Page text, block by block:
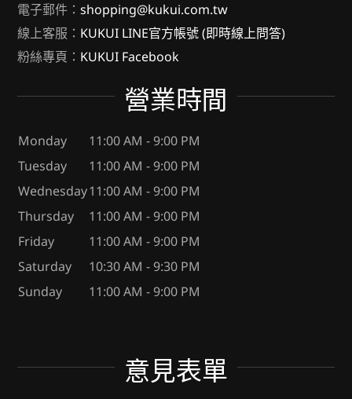
電子郵件：shopping@kukui.com.tw
線上客服： KUKUI LINE官方帳號 (即時線上問答)
粉絲專頁： KUKUI Facebook
營業時間
Monday
11:00 AM - 9:00 PM
Tuesday
11:00 AM - 9:00 PM
Wednesday11:00 AM - 9:00 PM
Thursday
11:00 AM - 9:00 PM
Friday
11:00 AM - 9:00 PM
Saturday
10:30 AM - 9:30 PM
Sunday
11:00 AM - 9:00 PM
意見表單